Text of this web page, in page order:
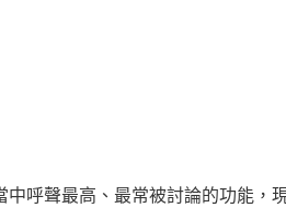
呼聲最高、最常被討論的功能，